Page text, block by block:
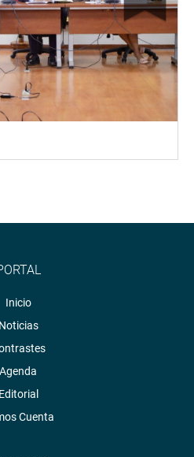
Inicio
Noticias
Agenda
Editorial
Cuenta